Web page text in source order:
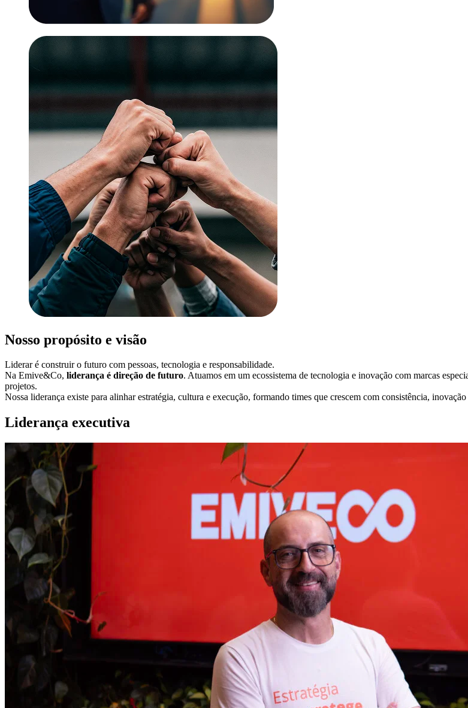
Nosso propósito e visão
Liderar é construir o futuro com pessoas, tecnologia e responsabilidade.
Na Emive&Co, liderança é direção de futuro. Atuamos em um ecossistema de tecnologia e inovação com marcas
projetos.
Nossa liderança existe para alinhar estratégia, cultura e execução, formando times que crescem com consistência,
Liderança executiva